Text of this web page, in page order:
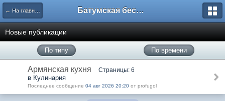
← На главную Батумская беседка
Новые публикации
По типу По времени
Армянская кухня Страницы: 6
в Кулинария
Последнее сообщение 04 авг 2026 20:20 от profugol